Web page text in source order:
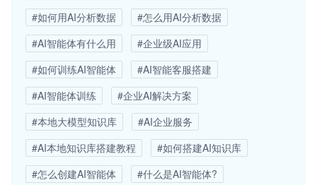
#如何用AI分析数据
#怎么用AI分析数据
#AI智能体有什么用
#企业级AI应用
#如何训练AI智能体
#AI智能客服搭建
#AI智能体训练
#企业AI解决方案
#本地大模型知识库
#AI企业服务
#AI本地知识库搭建教程
#如何搭建AI知识库
#怎么创建AI智能体
#什么是AI智能体?